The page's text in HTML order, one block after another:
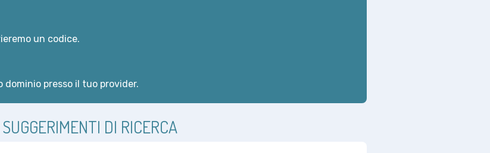
un codice.
presso il tuo provider.
SUGGERIMENTI DI RICERCA